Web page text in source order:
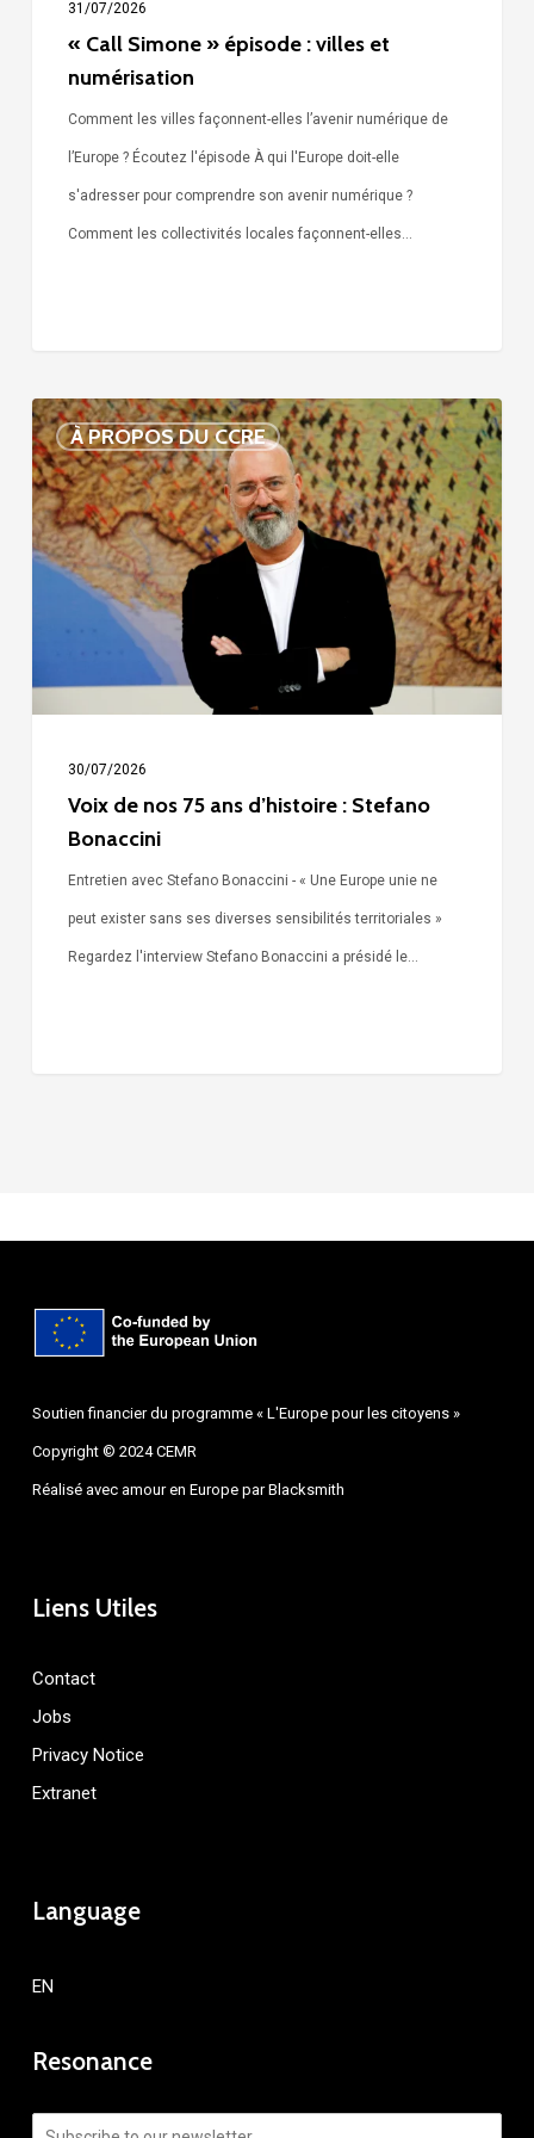
31/07/2026
« Call Simone » épisode : villes et
numérisation
Comment les villes façonnent-elles l’avenir numérique de
l’Europe ? Écoutez l'épisode À qui l'Europe doit-elle
s'adresser pour comprendre son avenir numérique ?
Comment les collectivités locales façonnent-elles…
À PROPOS DU CCRE
Voix
de
nos
75
ans
d’histoire
Stefano
Bonaccini
30/07/2026
Voix de nos 75 ans d’histoire : Stefano
Bonaccini
Entretien avec Stefano Bonaccini - « Une Europe unie ne
peut exister sans ses diverses sensibilités territoriales »
Regardez l'interview Stefano Bonaccini a présidé le…
Soutien financier du programme « L'Europe pour les citoyens »
Copyright © 2024 CEMR
Réalisé avec amour en Europe parBlacksmith
Liens Utiles
Contact
Jobs
Privacy Notice
Extranet
Language
EN
Resonance